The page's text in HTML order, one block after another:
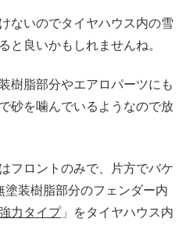
ないのでタイヤハウス内の雪
と良いかもしれませんね。
樹脂部分やエアロパーツにも
砂を噛んでいるようなので放
フロントのみで、片方でバケ
装樹脂部分のフェンダー内
力タイプ」をタイヤハウス内